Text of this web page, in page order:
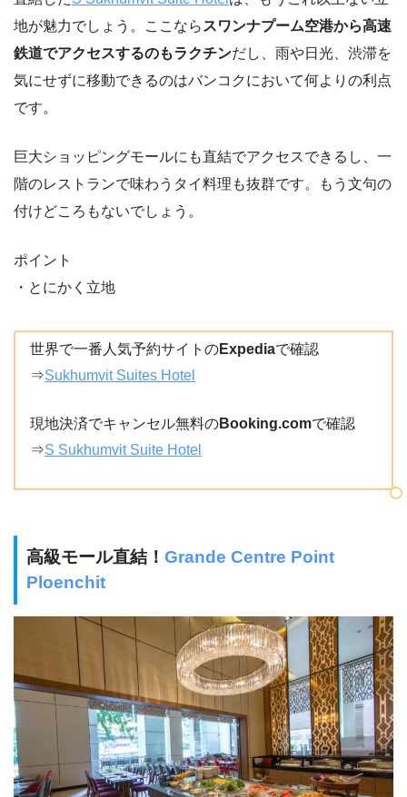
地が魅力でしょう。ここなら スワンナプーム空港から高速
鉄道でアクセスするのもラクチンだし、雨や日光、渋滞を
気にせずに移動できるのはバンコクにおいて何よりの利点
です。
巨大ショッピングモールにも直結でアクセスできるし、一
階のレストランで味わうタイ料理も抜群です。もう文句の
付けどころもないでしょう。
ポイント
・とにかく立地
世界で一番人気予約サイトのExpediaで確認
⇒Sukhumvit Suites Hotel
現地決済でキャンセル無料のBooking.comで確認
⇒S Sukhumvit Suite Hotel
高級モール直結！ Grande Centre Point
Ploenchit